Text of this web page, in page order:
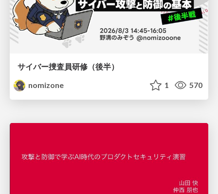
サイバー捜査員研修（後半）
nomizone
1 570